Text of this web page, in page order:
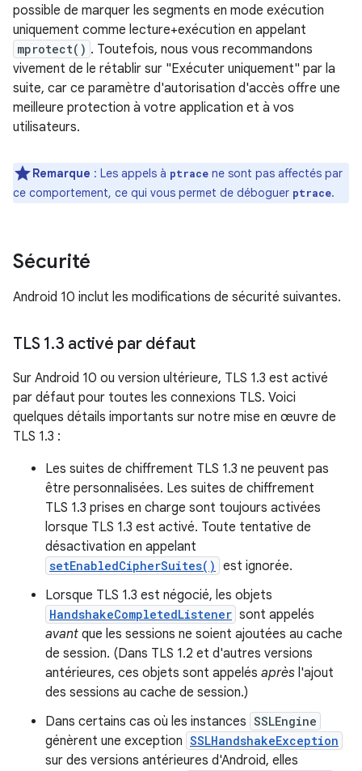
possible de marquer les segments en mode exécution
uniquement comme lecture+exécution en appelant
mprotect() . Toutefois, nous vous recommandons
vivement de le rétablir sur "Exécuter uniquement" par la
suite, car ce paramètre d'autorisation d'accès offre une
meilleure protection à votre application et à vos
utilisateurs.
Remarque : Les appels à ptrace ne sont pas affectés par
ce comportement, ce qui vous permet de déboguer ptrace.
Sécurité
Android 10 inclut les modifications de sécurité suivantes.
TLS 1.3 activé par défaut
Sur Android 10 ou version ultérieure, TLS 1.3 est activé
par défaut pour toutes les connexions TLS. Voici
quelques détails importants sur notre mise en œuvre de
TLS 1.3 :
Les suites de chiffrement TLS 1.3 ne peuvent pas
être personnalisées. Les suites de chiffrement
TLS 1.3 prises en charge sont toujours activées
lorsque TLS 1.3 est activé. Toute tentative de
désactivation en appelant
setEnabledCipherSuites() est ignorée.
Lorsque TLS 1.3 est négocié, les objets
HandshakeCompletedListener sont appelés
avant que les sessions ne soient ajoutées au cache
de session. (Dans TLS 1.2 et d'autres versions
antérieures, ces objets sont appelés après l'ajout
des sessions au cache de session.)
Dans certains cas où les instances SSLEngine
génèrent une exception SSLHandshakeException
sur des versions antérieures d'Android, elles